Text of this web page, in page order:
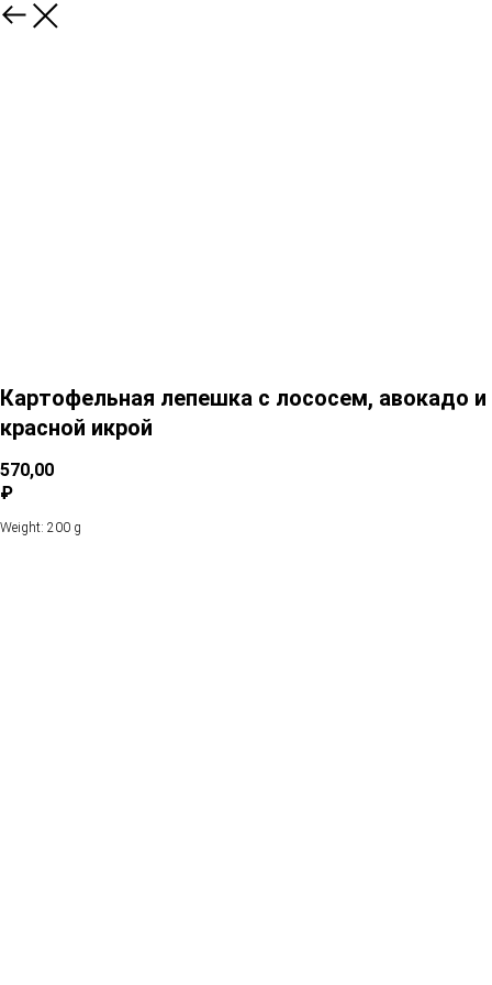
Картофельная лепешка с лососем, авокадо и
красной икрой
570,00
₽
Weight: 200 g